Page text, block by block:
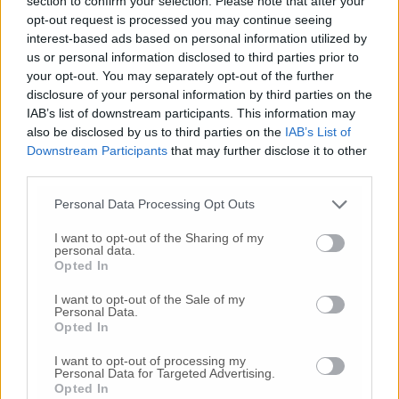
opt-out request is processed you may continue seeing
interest-based ads based on personal information utilized by
us or personal information disclosed to third parties prior to
your opt-out. You may separately opt-out of the further
disclosure of your personal information by third parties on the
IAB’s list of downstream participants. This information may
also be disclosed by us to third parties on the IAB’s List of
Downstream Participants that may further disclose it to other
Personal Data Processing Opt Outs
I want to opt-out of the Sharing of my
personal data.
Opted In
I want to opt-out of the Sale of my
Personal Data.
Opted In
I want to opt-out of processing my
Personal Data for Targeted Advertising.
Opted In
16 Lug- Tragedia a Marzocca,donna travolta e uccisa
da un treno(Foto)
9 Lug-Malore in casa, muoreil professore Pino Attili
10 Lug-«Le urla e il pianto di mia madre al telefono:
“L’ha uccisa. Corri. Prendi l’aereo” Così ho saputo della
morte di mia sorella»
20 Lug-Cordoglio a Fabriano per la scomparsa
Khemaies:dalla condanna per spaccio
alla fuga dai
domiciliari
-Frontale tra due auto,
auto bloccate.Il bilancio complessivo
(Foto-Video)
27 Lug-Addio a Giorgio Pavani,
storico commerciante di Lay Line
-Choc in spiaggia,tragedia davanti ai